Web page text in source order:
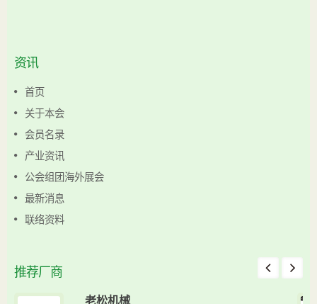
资讯
首页
关于本会
会员名录
产业资讯
公会组团海外展会
最新消息
联络资料
推荐厂商
老松机械